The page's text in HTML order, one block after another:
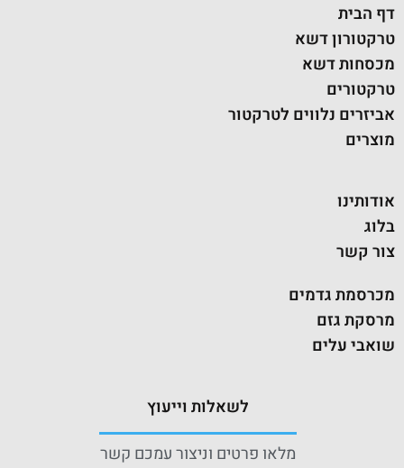
דף הבית
טרקטורון דשא
מכסחות דשא
טרקטורים
אביזרים נלווים לטרקטור
מוצרים
אודותינו
בלוג
צור קשר
מכרסמת גדמים
מרסקת גזם
שואבי עלים
לשאלות וייעוץ
מלאו פרטים וניצור עמכם קשר